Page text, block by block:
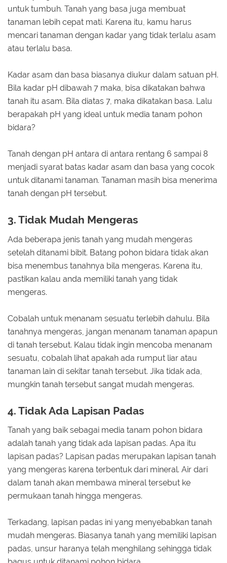
untuk tumbuh. Tanah yang basa juga membuat
tanaman lebih cepat mati. Karena itu, kamu harus
mencari tanaman dengan kadar yang tidak terlalu asam
atau terlalu basa.
Kadar asam dan basa biasanya diukur dalam satuan pH.
Bila kadar pH dibawah 7 maka, bisa dikatakan bahwa
tanah itu asam. Bila diatas 7, maka dikatakan basa. Lalu
berapakah pH yang ideal untuk media tanam pohon
bidara?
Tanah dengan pH antara di antara rentang 6 sampai 8
menjadi syarat batas kadar asam dan basa yang cocok
untuk ditanami tanaman. Tanaman masih bisa menerima
tanah dengan pH tersebut.
3. Tidak Mudah Mengeras
Ada beberapa jenis tanah yang mudah mengeras
setelah ditanami bibit. Batang pohon bidara tidak akan
bisa menembus tanahnya bila mengeras. Karena itu,
pastikan kalau anda memiliki tanah yang tidak
mengeras.
Cobalah untuk menanam sesuatu terlebih dahulu. Bila
tanahnya mengeras, jangan menanam tanaman apapun
di tanah tersebut. Kalau tidak ingin mencoba menanam
sesuatu, cobalah lihat apakah ada rumput liar atau
tanaman lain di sekitar tanah tersebut. Jika tidak ada,
mungkin tanah tersebut sangat mudah mengeras.
4. Tidak Ada Lapisan Padas
Tanah yang baik sebagai media tanam pohon bidara
adalah tanah yang tidak ada lapisan padas. Apa itu
lapisan padas? Lapisan padas merupakan lapisan tanah
yang mengeras karena terbentuk dari mineral. Air dari
dalam tanah akan membawa mineral tersebut ke
permukaan tanah hingga mengeras.
Terkadang, lapisan padas ini yang menyebabkan tanah
mudah mengeras. Biasanya tanah yang memiliki lapisan
padas, unsur haranya telah menghilang sehingga tidak